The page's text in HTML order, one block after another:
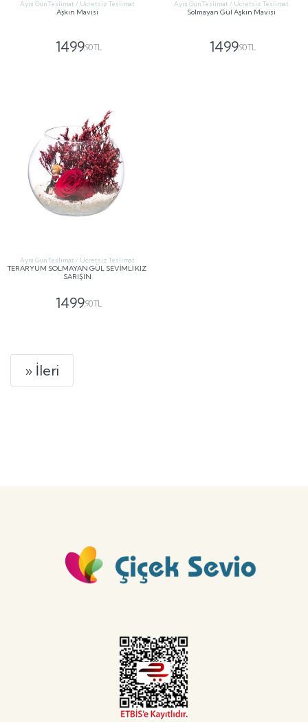
Aynı Gün Teslimat / Ücretsiz Teslimat
Aşkın Mavisi
1499,90 TL
Aynı Gün Teslimat / Ücretsiz Teslimat
Solmayan Gül Aşkın Mavisi
1499,90 TL
Aynı Gün Teslimat / Ücretsiz Teslimat
TERARYUM SOLMAYAN GÜL SEVİMLİ KIZ
SARIŞIN
1499,90 TL
» İleri